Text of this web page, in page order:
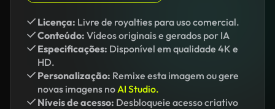
Licença: Livre de royalties para uso comercial.
Conteúdo: Vídeos originais e gerados por IA
Especificações: Disponível em qualidade 4K e
HD.
Personalização: Remixe esta imagem ou gere
novas imagens noAI Studio.
Níveis de acesso: Desbloqueie acesso criativo